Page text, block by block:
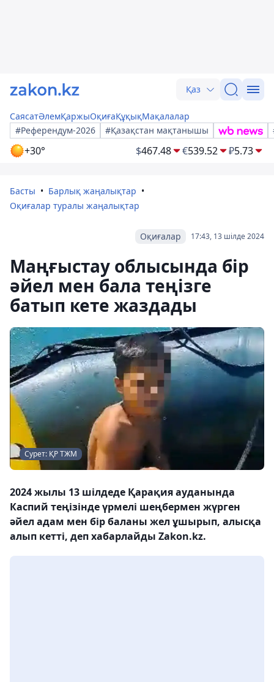
Қаз
СаясатӘлемҚаржыОқиғаҚұқықМақалалар
#Референдум-2026
#Қазақстан мақтанышы
+30° $467.48 €539.52 ₽5.73
Басты
Барлық жаңалықтар
Оқиғалар туралы жаңалықтар
17:43, 13 шілде 2024
Оқиғалар
Маңғыстау облысында бір
әйел мен бала теңізге
батып кете жаздады
Сурет: ҚР ТЖМ
2024 жылы 13 шілдеде Қарақия ауданында
Каспий теңізінде үрмелі шеңбермен жүрген
әйел адам мен бір баланы жел ұшырып, алысқа
алып кетті, деп хабарлайды Zakon.kz.